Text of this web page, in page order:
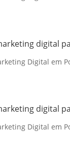
digital
Digital em
digital
Digital em